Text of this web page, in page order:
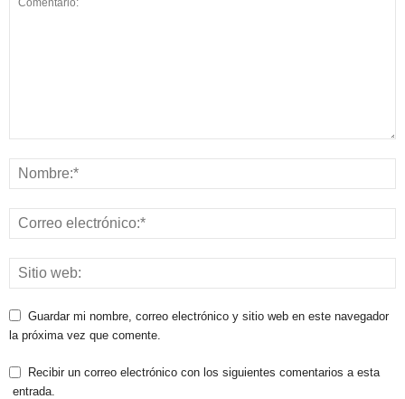
Guardar mi nombre, correo electrónico y sitio web en este navegador
la próxima vez que comente.
Recibir un correo electrónico con los siguientes comentarios a esta
entrada.